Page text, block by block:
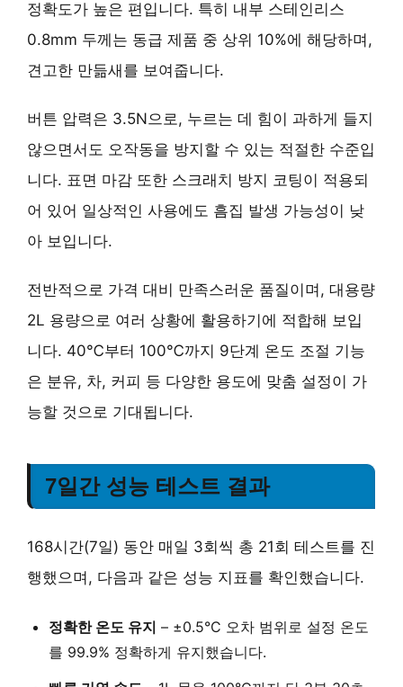
정확도가 높은 편입니다. 특히 내부 스테인리스
0.8mm 두께는 동급 제품 중 상위 10%에 해당하며,
견고한 만듦새를 보여줍니다.
버튼 압력은 3.5N으로, 누르는 데 힘이 과하게 들지
않으면서도 오작동을 방지할 수 있는 적절한 수준입
니다. 표면 마감 또한 스크래치 방지 코팅이 적용되
어 있어 일상적인 사용에도 흠집 발생 가능성이 낮
아 보입니다.
전반적으로 가격 대비 만족스러운 품질이며, 대용량
2L 용량으로 여러 상황에 활용하기에 적합해 보입
니다. 40℃부터 100℃까지 9단계 온도 조절 기능
은 분유, 차, 커피 등 다양한 용도에 맞춤 설정이 가
능할 것으로 기대됩니다.
7일간 성능 테스트 결과
168시간(7일) 동안 매일 3회씩 총 21회 테스트를 진
행했으며, 다음과 같은 성능 지표를 확인했습니다.
정확한 온도 유지 – ±0.5°C 오차 범위 로 설정 온도
를 99.9% 정확하게 유지했습니다.